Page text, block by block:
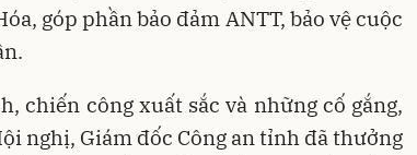
góp phần bảo đảm ANTT, bảo vệ cuộc
chiến công xuất sắc và những cố gắng,
nghị, Giám đốc Công an tỉnh đã thưởng